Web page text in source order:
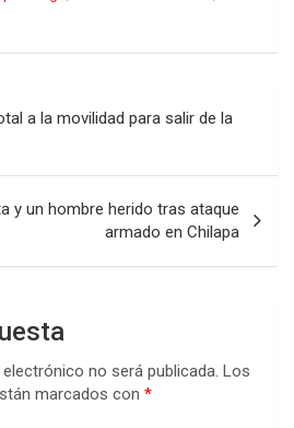
a la movilidad para salir de la
y un hombre herido tras ataque
armado en Chilapa
no será publicada. Los
marcados con *